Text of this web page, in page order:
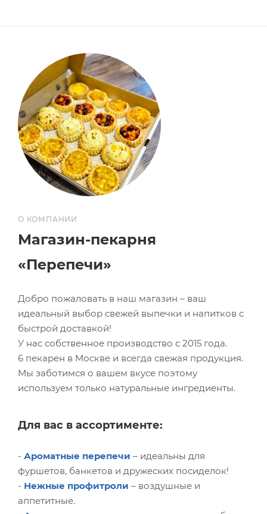
О КОМПАНИИ
Магазин-пекарня
«Перепечи»
Добро пожаловать в наш магазин – ваш
идеальный выбор свежей выпечки и напитков с
быстрой доставкой!
У нас собственное производство с 2015 года.
6 пекарен в Москве и всегда свежая продукция.
Мы заботимся о вашем вкусе поэтому
используем только натуральные ингредиенты.
Для вас в ассортименте:
- Ароматные перепечи – идеальны для
фуршетов, банкетов и дружеских посиделок!
- Нежные профитроли – воздушные и
аппетитные.